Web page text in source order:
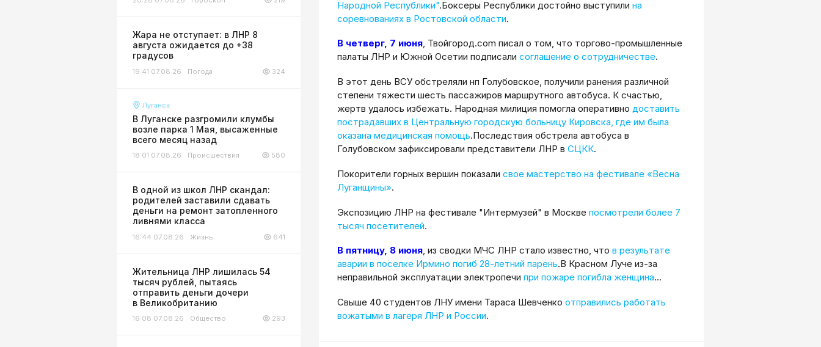
Жара не отступает: в ЛНР 8
августа ожидается до +38
градусов
19:41 07.08.26 Погода 324
Луганск
В Луганске разгромили клумбы
возле парка 1 Мая, высаженные
всего месяц назад
18:01 07.08.26 Происшествия 580
В одной из школ ЛНР скандал:
родителей заставили сдавать
деньги на ремонт затопленного
ливнями класса
16:44 07.08.26 Жизнь 641
Жительница ЛНР лишилась 54
тысяч рублей, пытаясь
отправить деньги дочери
в Великобританию
16:08 07.08.26 Общество 293
Народной Республики".Боксеры Республики достойно выступили на
соревнованиях в Ростовской области.
В четверг, 7 июня, Твойгород.com писал о том, что торгово-промышленные
палаты ЛНР и Южной Осетии подписали соглашение о сотрудничестве.
В этот день ВСУ обстреляли нп Голубовское, получили ранения различной
степени тяжести шесть пассажиров маршрутного автобуса. К счастью,
жертв удалось избежать. Народная милиция помогла оперативно доставить
пострадавших в Центральную городскую больницу Кировска, где им была
оказана медицинская помощь.Последствия обстрела автобуса в
Голубовском зафиксировали представители ЛНР в СЦКК.
Покорители горных вершин показали свое мастерство на фестивале «Весна
Луганщины».
Экспозицию ЛНР на фестивале "Интермузей" в Москве посмотрели более 7
тысяч посетителей.
В пятницу, 8 июня, из сводки МЧС ЛНР стало известно, что в результате
аварии в поселке Ирмино погиб 28-летний парень.В Красном Луче из-за
неправильной эксплуатации электропечи при пожаре погибла женщина...
Свыше 40 студентов ЛНУ имени Тараса Шевченко отправились работать
вожатыми в лагеря ЛНР и России.